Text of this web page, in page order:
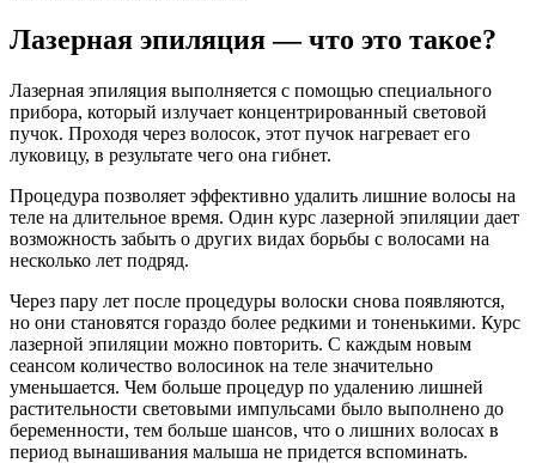
Лазерная эпиляция — что это такое?
Лазерная эпиляция выполняется с помощью специального
прибора, который излучает концентрированный световой
пучок. Проходя через волосок, этот пучок нагревает его
луковицу, в результате чего она гибнет.
Процедура позволяет эффективно удалить лишние волосы на
теле на длительное время. Один курс лазерной эпиляции дает
возможность забыть о других видах борьбы с волосами на
несколько лет подряд.
Через пару лет после процедуры волоски снова появляются,
но они становятся гораздо более редкими и тоненькими. Курс
лазерной эпиляции можно повторить. С каждым новым
сеансом количество волосинок на теле значительно
уменьшается. Чем больше процедур по удалению лишней
растительности световыми импульсами было выполнено до
беременности, тем больше шансов, что о лишних волосах в
период вынашивания малыша не придется вспоминать.